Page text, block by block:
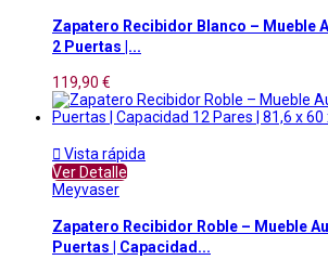
Zapatero Recibidor Blanco – Mueble
2 Puertas |...
119,90 €
 Vista rápida
Ver Detalle
Meyvaser
Zapatero Recibidor Roble – Mueble
Puertas | Capacidad...